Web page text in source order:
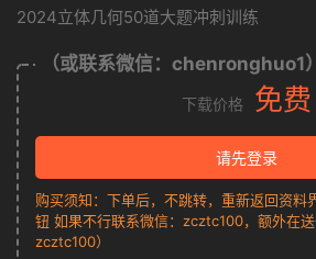
2024立体几何50道大题冲刺训练
（或联系微信：chenronghuo1
下载价格 免费
请先登录
购买须知：下单后，不跳转，重新返回资料
钮 如果不行联系微信：zcztc100，额外在送
zcztc100）